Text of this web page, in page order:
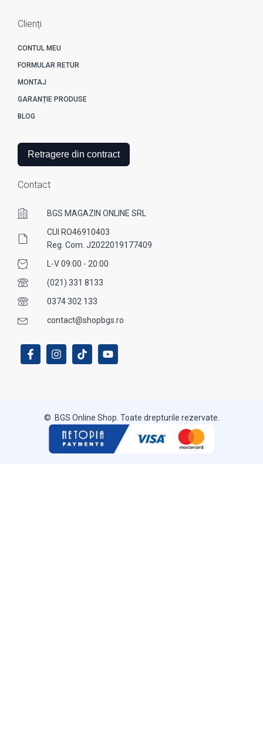
Clienți
CONTUL MEU
FORMULAR RETUR
MONTAJ
GARANȚIE PRODUSE
BLOG
Retragere din contract
Contact
BGS MAGAZIN ONLINE SRL
CUI RO46910403
Reg. Com. J2022019177409
L-V 09:00 - 20:00
(021) 331 8133
0374 302 133
contact@shopbgs.ro
© BGS Online Shop. Toate drepturile rezervate.